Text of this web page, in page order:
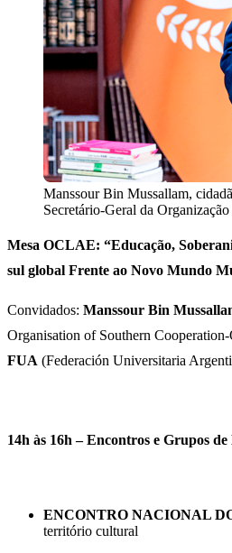
Manssour Bin Mussallam,
Secretário-Geral da
Mesa OCLAE: “Educação,
sul global Frente ao Novo Mundo
Convidados: Manssour Bin
Organisation of Southern
FUA (Federación Universitaria
14h às 16h – Encontros e Grupos de
ENCONTRO NACIONAL
território cultural